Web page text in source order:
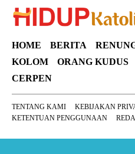
HOME BERITA
KOLOM
ORANG KUDUS
CERPEN
TENTANG KAMI
KEBIJAKAN
KETENTUAN PENGGUNAAN